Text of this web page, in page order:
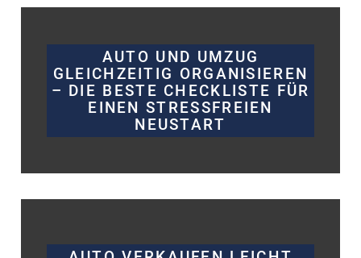
AUTO UND UMZUG
GLEICHZEITIG ORGANISIEREN
– DIE BESTE CHECKLISTE FÜR
EINEN STRESSFREIEN
NEUSTART